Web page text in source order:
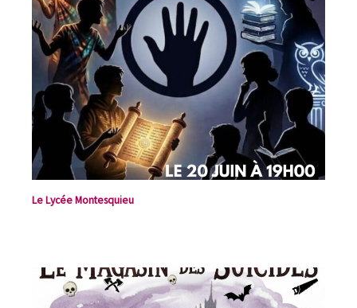
Le Lycée Montesquieu